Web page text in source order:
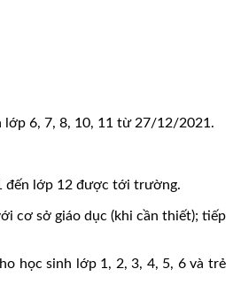
lớp 6, 7, 8, 10, 11 từ 27/12/2021.
đến lớp 12 được tới trường.
cơ sở giáo dục (khi cần thiết); tiếp
học sinh lớp 1, 2, 3, 4, 5, 6 và trẻ